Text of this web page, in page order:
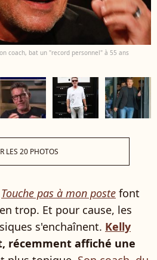
coach, bat un "record personnel" à 55 ans
LES 20 PHOTOS
Touche pas à mon poste font
trop. Et pour cause, les
s'enchaînent. Kelly
récemment affiché une